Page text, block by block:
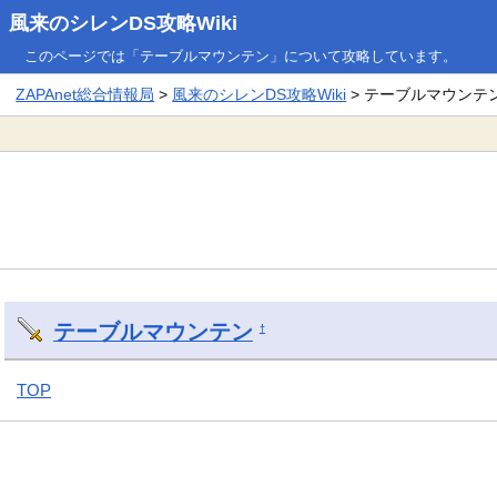
風来のシレンDS攻略Wiki
このページでは「テーブルマウンテン」について攻略しています。
ZAPAnet総合情報局 > 風来のシレンDS攻略Wiki > テーブルマウンテ
テーブルマウンテン †
TOP